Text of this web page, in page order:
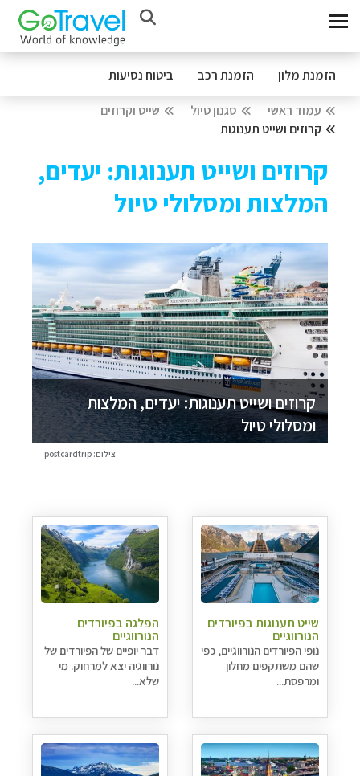
הזמנת מלון הזמנת רכב ביטוח נסיעות
עמוד ראשי סגנון טיול
שייט וקרוזים
קרוזים ושייט תענוגות
קרוזים ושייט תענוגות: יעדים,
המלצות ומסלולי טיול
קרוזים ושייט תענוגות: יעדים, המלצות
ומסלולי טיול
צילום: postcardtrip
שייט תענוגות בפיורדים
הנורווגיים
נופי הפיורדים הנורווגיים, כפי
שהם משתקפים מחלון
ומרפסת...
הפלגה בפיורדים
הנורווגיים
דבר יופיים של הפיורדים של
נורווגיה יצא למרחוק. מי
שלא...